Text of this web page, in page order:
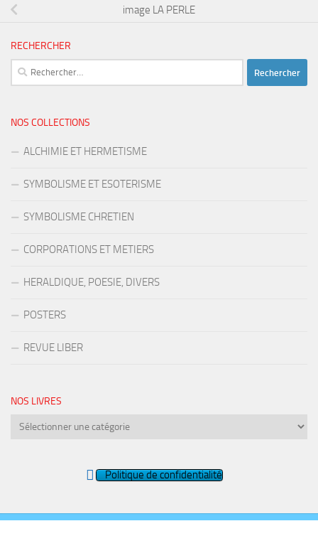
image LA PERLE
RECHERCHER
Rechercher :
NOS COLLECTIONS
ALCHIMIE ET HERMETISME
SYMBOLISME ET ESOTERISME
SYMBOLISME CHRETIEN
CORPORATIONS ET METIERS
HERALDIQUE, POESIE, DIVERS
POSTERS
REVUE LIBER
NOS LIVRES
Nos
Politique de confidentialité